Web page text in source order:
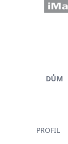
DŮM
PROFIL